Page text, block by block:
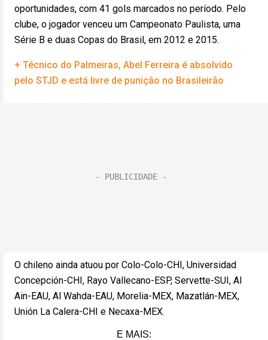
oportunidades, com 41 gols marcados no período. Pelo
clube, o jogador venceu um Campeonato Paulista, uma
Série B e duas Copas do Brasil, em 2012 e 2015.
+ Técnico do Palmeiras, Abel Ferreira é absolvido
pelo STJD e está livre de punição no Brasileirão
O chileno ainda atuou por Colo-Colo-CHI, Universidad
Concepción-CHI, Rayo Vallecano-ESP, Servette-SUI, Al
Ain-EAU, Al Wahda-EAU, Morelia-MEX, Mazatlán-MEX,
Unión La Calera-CHI e Necaxa-MEX.
E MAIS: